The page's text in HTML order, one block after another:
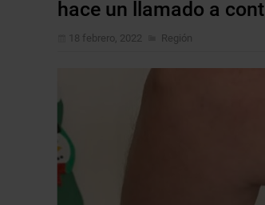
hace un llamado a
18 febrero, 2022 Región